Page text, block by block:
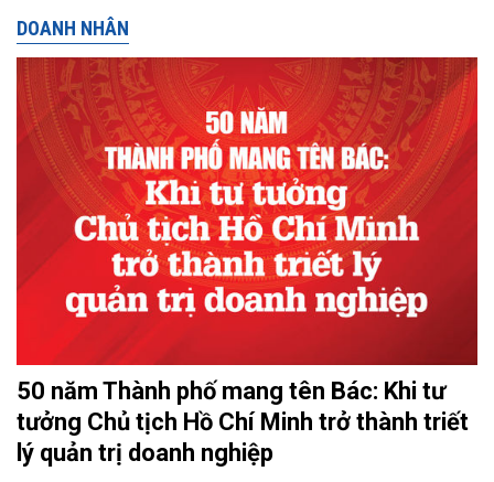
DOANH NHÂN
50 năm Thành phố mang tên Bác: Khi tư
tưởng Chủ tịch Hồ Chí Minh trở thành triết
lý quản trị doanh nghiệp